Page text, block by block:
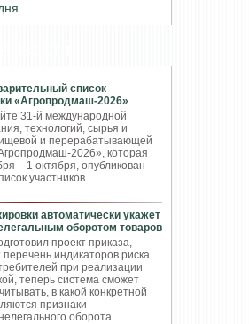
список
«Агропродмаш-2026»
31-й международной
технологий, сырья и
и перерабатывающей
2026», которая
– 1 октября, опубликован
участников
автоматически укажет
оборотом товаров
проект приказа,
индикаторов риска
при реализации
теперь система сможет
в какой конкретной
признаки
оборота